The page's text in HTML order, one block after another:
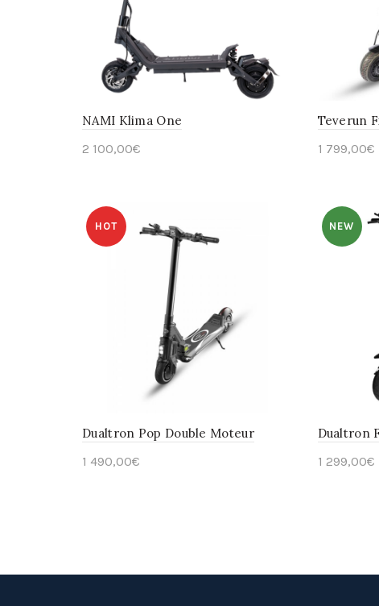
NAMI Klima One
2 100,00€
Teverun
1 799,00€
HOT
Dualtron Pop Double Moteur
1 490,00€
NEW
Dualtron
1 299,00€